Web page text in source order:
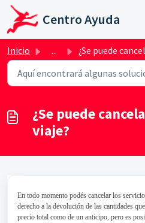
Ir al contenido principal
Centro Ayuda
Inicio ... ¿Se puede cancelar una reserva de
¿Se puede
viaje?
En todo momento podés cancelar los
derecho a la devolución de las cantidades
precio total como de un anticipo, pero es